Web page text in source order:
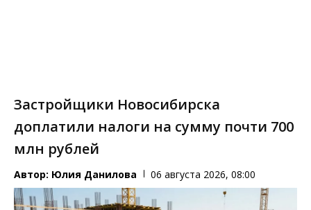
Застройщики Новосибирска
доплатили налоги на сумму почти 700
млн рублей
Автор: Юлия Данилова 06 августа 2026, 08:00